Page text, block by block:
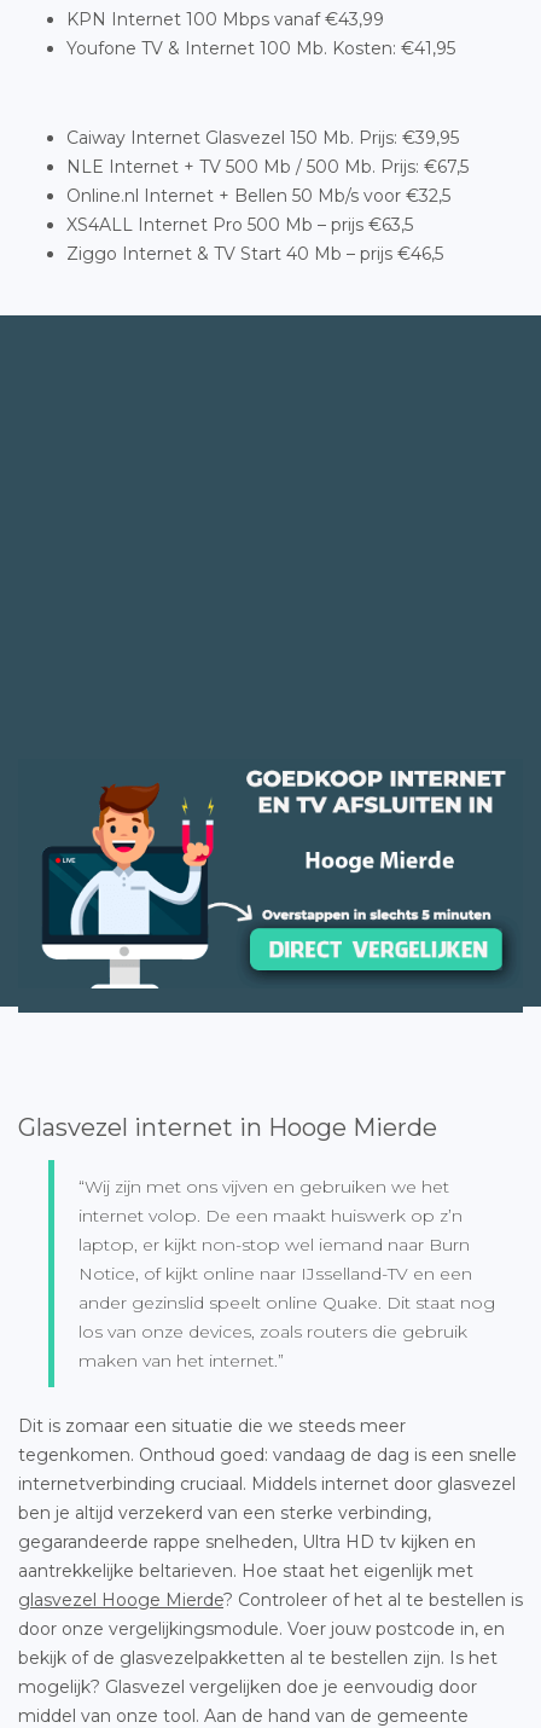
KPN Internet 100 Mbps vanaf €43,99
Youfone TV & Internet 100 Mb. Kosten: €41,95
Caiway Internet Glasvezel 150 Mb. Prijs: €39,95
NLE Internet + TV 500 Mb / 500 Mb. Prijs: €67,5
Online.nl Internet + Bellen 50 Mb/s voor €32,5
XS4ALL Internet Pro 500 Mb – prijs €63,5
Ziggo Internet & TV Start 40 Mb – prijs €46,5
Glasvezel internet in Hooge Mierde
“Wij zijn met ons vijven en gebruiken we het
internet volop. De een maakt huiswerk op z’n
laptop, er kijkt non-stop wel iemand naar Burn
Notice, of kijkt online naar IJsselland-TV en een
ander gezinslid speelt online Quake. Dit staat nog
los van onze devices, zoals routers die gebruik
maken van het internet.”
Dit is zomaar een situatie die we steeds meer
tegenkomen. Onthoud goed: vandaag de dag is een snelle
internetverbinding cruciaal. Middels internet door glasvezel
ben je altijd verzekerd van een sterke verbinding,
gegarandeerde rappe snelheden, Ultra HD tv kijken en
aantrekkelijke beltarieven. Hoe staat het eigenlijk met
glasvezel Hooge Mierde? Controleer of het al te bestellen is
door onze vergelijkingsmodule. Voer jouw postcode in, en
bekijk of de glasvezelpakketten al te bestellen zijn. Is het
mogelijk? Glasvezel vergelijken doe je eenvoudig door
middel van onze tool. Aan de hand van de gemeente